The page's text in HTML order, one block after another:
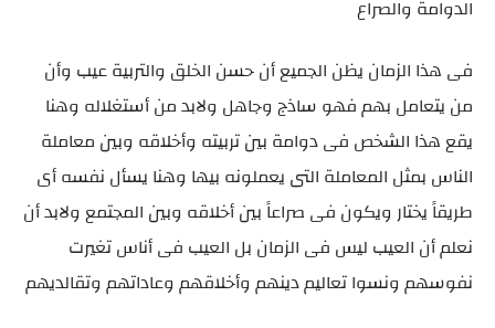
الدوامة والصراع
فى هذا الزمان يظن الجميع أن حسن الخلق والتربية عيب وأن
من يتعامل بهم فهو ساذج وجاهل ولابد من أستغلاله وهنا
يقع هذا الشخص فى دوامة بين تربيته وأخلاقه وبين معاملة
الناس بمثل المعاملة التى يعملونه بيها وهنا يسأل نفسه أى
طريقاََ يختار ويكون فى صراعاََ بين أخلاقه وبين المجتمع ولابد أن
نعلم أن العيب ليس فى الزمان بل العيب فى أناس تغيرت
نفوسهم ونسوا تعاليم دينهم وأخلاقهم وعاداتهم وتقالديهم